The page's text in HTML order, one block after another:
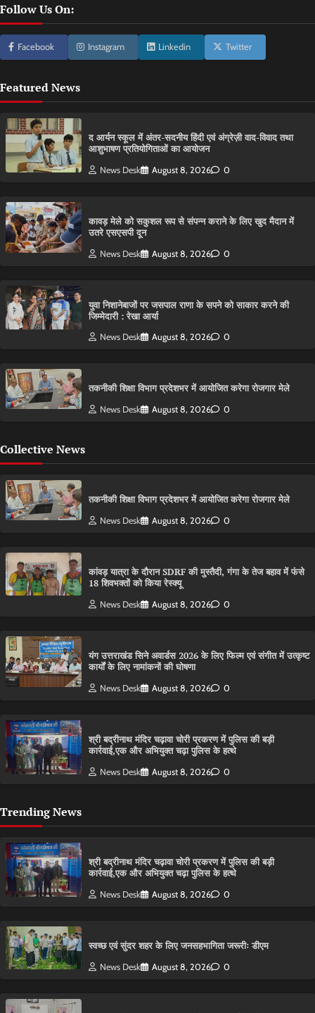
Follow Us On:
Facebook Instagram Linkedin Twitter
Featured News
द आर्यन स्कूल में अंतर-सदनीय हिंदी एवं अंग्रेज़ी वाद-विवाद तथा
आशुभाषण प्रतियोगिताओं का आयोजन
News Desk August 8, 2026 0
कावड़ मेले को सकुशल रूप से संपन्न कराने के लिए खुद मैदान में
उतरे एसएसपी दून
News Desk August 8, 2026 0
युवा निशानेबाजों पर जसपाल राणा के सपने को साकार करने की
जिम्मेदारी : रेखा आर्या
News Desk August 8, 2026 0
तकनीकी शिक्षा विभाग प्रदेशभर में आयोजित करेगा रोजगार मेले
News Desk August 8, 2026 0
Collective News
तकनीकी शिक्षा विभाग प्रदेशभर में आयोजित करेगा रोजगार मेले
News Desk August 8, 2026 0
कांवड़ यात्रा के दौरान SDRF की मुस्तैदी, गंगा के तेज बहाव में फंसे
18 शिवभक्तों को किया रेस्क्यू
News Desk August 8, 2026 0
यंग उत्तराखंड सिने अवार्डस 2026 के लिए फिल्म एवं संगीत में उत्कृष्ट
कार्यों के लिए नामांकनों की घोषणा
News Desk August 8, 2026 0
श्री बद्रीनाथ मंदिर चढ़ावा चोरी प्रकरण में पुलिस की बड़ी
कार्रवाई,एक और अभियुक्त चढ़ा पुलिस के हत्थे
News Desk August 8, 2026 0
Trending News
श्री बद्रीनाथ मंदिर चढ़ावा चोरी प्रकरण में पुलिस की बड़ी
कार्रवाई,एक और अभियुक्त चढ़ा पुलिस के हत्थे
News Desk August 8, 2026 0
स्वच्छ एवं सुंदर शहर के लिए जनसहभागिता जरूरीः डीएम
News Desk August 8, 2026 0